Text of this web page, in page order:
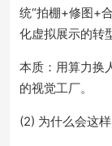
统“拍棚+修图+
化虚拟展示的转
本质：用算力换
的视觉工厂。
(2) 为什么会这